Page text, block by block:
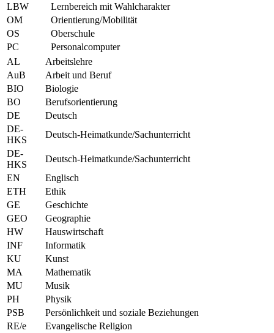
LBW
Lernbereich mit Wahlcharakter
OM
Orientierung/Mobilität
OS
Oberschule
PC
Personalcomputer
AL
Arbeitslehre
AuB
Arbeit und Beruf
BIO
Biologie
BO
Berufsorientierung
DE
Deutsch
DE-
HKS
Deutsch-Heimatkunde/Sachunterricht
DE-
HKS
Deutsch-Heimatkunde/Sachunterricht
EN
Englisch
ETH
Ethik
GE
Geschichte
GEO
Geographie
HW
Hauswirtschaft
INF
Informatik
KU
Kunst
MA
Mathematik
MU
Musik
PH
Physik
PSB
Persönlichkeit und soziale Beziehungen
RE/e
Evangelische Religion